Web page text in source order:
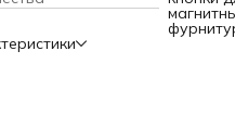
делая процесс
В комплекте идет 10
элегантного серебристого